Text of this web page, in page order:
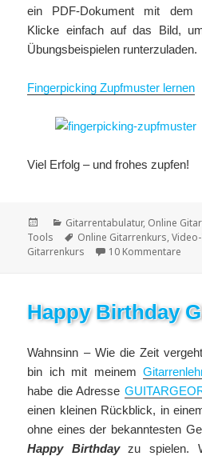
ein PDF-Dokument mit dem
Klicke einfach auf das Bild,
Übungsbeispielen runterzuladen.
Fingerpicking Zupfmuster lernen
Viel Erfolg – und frohes zupfen!
Veröffentlicht
am
Kategorien
Gitarrentabulatur, Online
Tools
Schlagwörter
Online Gitarrenkurs,
Gitarrenkurs
10 Kommentare
Happy Birthday
Wahnsinn – Wie die Zeit
bin ich mit meinem
habe die Adresse
einen kleinen Rückblick, in
ohne eines der bekanntesten
Happy Birthdayzu spielen.